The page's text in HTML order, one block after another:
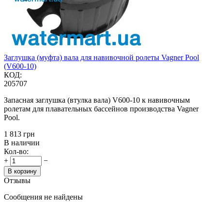
Заглушка (муфта) вала для навивочной ролеты Vagner Pool
(V600-10)
КОД:
205707
Запасная заглушка (втулка вала) V600-10 к навивочным
ролетам для плавательных бассейнов производства Vagner
Pool.
‍1 813‍ грн
В наличии
Кол-во:
+
−
В корзину
Отзывы
Сообщения не найдены